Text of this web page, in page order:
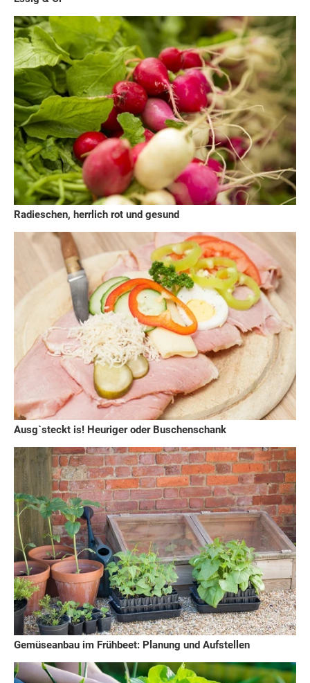
Radieschen, herrlich rot und gesund
Ausg`steckt is! Heuriger oder Buschenschank
Gemüseanbau im Frühbeet: Planung und Aufstellen